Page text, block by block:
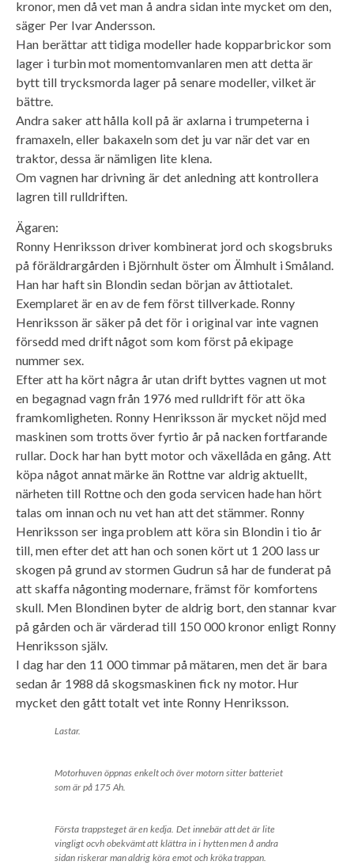
kronor, men då vet man å andra sidan inte mycket om den,
säger Per Ivar Andersson.
Han berättar att tidiga modeller hade kopparbrickor som
lager i turbin mot momentomvanlaren men att detta är
bytt till trycksmorda lager på senare modeller, vilket är
bättre.
Andra saker att hålla koll på är axlarna i trumpeterna i
framaxeln, eller bakaxeln som det ju var när det var en
traktor, dessa är nämligen lite klena.
Om vagnen har drivning är det anledning att kontrollera
lagren till rulldriften.
Ägaren:
Ronny Henriksson driver kombinerat jord och skogsbruks
på föräldrargården i Björnhult öster om Älmhult i Småland.
Han har haft sin Blondin sedan början av åttiotalet.
Exemplaret är en av de fem först tillverkade. Ronny
Henriksson är säker på det för i original var inte vagnen
försedd med drift något som kom först på ekipage
nummer sex.
Efter att ha kört några år utan drift byttes vagnen ut mot
en begagnad vagn från 1976 med rulldrift för att öka
framkomligheten. Ronny Henriksson är mycket nöjd med
maskinen som trotts över fyrtio år på nacken fortfarande
rullar. Dock har han bytt motor och växellåda en gång. Att
köpa något annat märke än Rottne var aldrig aktuellt,
närheten till Rottne och den goda servicen hade han hört
talas om innan och nu vet han att det stämmer. Ronny
Henriksson ser inga problem att köra sin Blondin i tio år
till, men efter det att han och sonen kört ut 1 200 lass ur
skogen på grund av stormen Gudrun så har de funderat på
att skaffa någonting modernare, främst för komfortens
skull. Men Blondinen byter de aldrig bort, den stannar kvar
på gården och är värderad till 150 000 kronor enligt Ronny
Henriksson själv.
I dag har den 11 000 timmar på mätaren, men det är bara
sedan år 1988 då skogsmaskinen fick ny motor. Hur
mycket den gått totalt vet inte Ronny Henriksson.
Lastar.
Motorhuven öppnas enkelt och över motorn sitter batteriet
som är på 175 Ah.
Första trappsteget är en kedja. Det innebär att det är lite
vingligt ocvh obekvämt att klättra in i hytten men å andra
sidan riskerar man aldrig köra emot och kröka trappan.